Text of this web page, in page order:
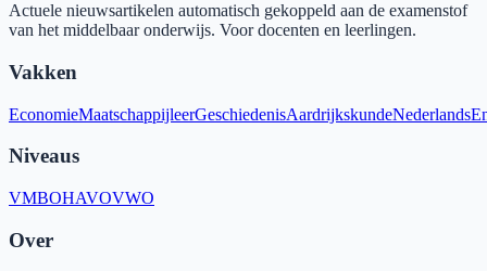
Actuele nieuwsartikelen automatisch gekoppeld aan de examenstof
van het middelbaar onderwijs. Voor docenten en leerlingen.
Vakken
EconomieMaatschappijleerGeschiedenisAardrijkskundeNederlands
Niveaus
VMBOHAVOVWO
Over